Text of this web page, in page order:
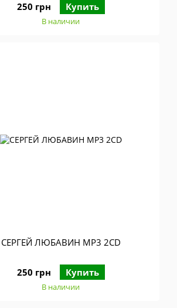
250 грн Купить
В наличии
СЕРГЕЙ ЛЮБАВИН МР3 2CD
250 грн Купить
В наличии